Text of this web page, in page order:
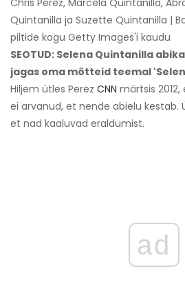
Chris Perez, Marcela Quintanilla,
Quintanilla ja Suzette Quintanilla |
piltide kogu Getty Images'i kaudu
SEOTUD: Selena Quintanilla
jagas oma mõtteid teemal
Hiljem ütles Perez CNN märtsis
ei arvanud, et nende abielu kestab.
et nad kaaluvad eraldumist.
ad